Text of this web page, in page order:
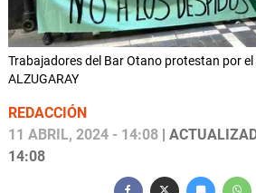
Trabajadores del Bar Otano protestan por el
ALZUGARAY
REDACCIÓN
11 ABRIL, 2024 - 14:08 |
14:08